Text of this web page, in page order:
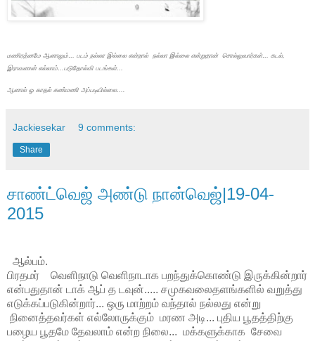
மணிரத்னமே ஆனாலும்… படம் நல்லா இல்லை என்றால் நல்லா இல்லை என்றுதான் சொல்லுவார்கள்… கடல்,
இராவணன் எல்லாம்…படுதோல்வி படங்கள்…
ஆனால் ஓ காதல் கண்மணி அப்படியில்லை….
Jackiesekar 9 comments:
Share
சாண்ட்வெஜ் அண்டு நான்வெஜ்|19-04-
2015
ஆல்பம்.
பிரதமர் வெளிநாடு வெளிநாடாக பறந்துக்கொண்டு இருக்கின்றார்
என்பதுதான் டாக் ஆப் த டவுன்..... சமுகவலைதளங்களில் வறுத்து
எடுக்கப்படுகின்றார்... ஒரு மாற்றம் வந்தால் நல்லது என்று
நினைத்தவர்கள் எல்லோருக்கும் மரண அடி... புதிய பூதத்திற்கு
பழைய பூதமே தேவலாம் என்ற நிலை... மக்களுக்காக சேவை